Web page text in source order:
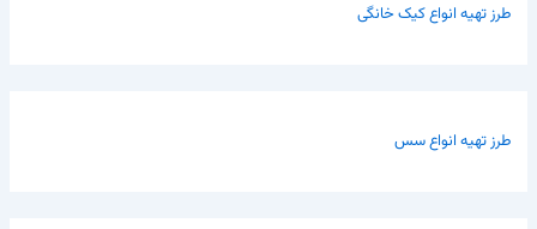
طرز تهیه انواع کیک خانگی
طرز تهیه انواع سس